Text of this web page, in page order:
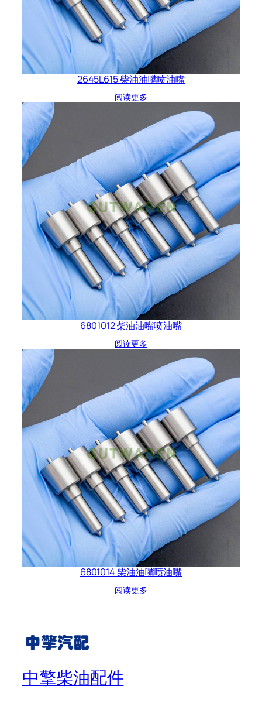
2645L615 柴油油嘴喷油嘴
阅读更多
6801012 柴油油嘴喷油嘴
阅读更多
6801014 柴油油嘴喷油嘴
阅读更多
中擎柴油配件